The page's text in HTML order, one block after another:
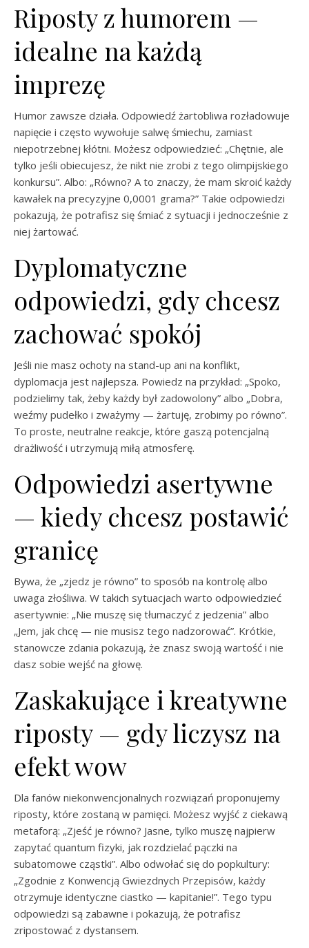
Riposty z humorem —
idealne na każdą
imprezę
Humor zawsze działa. Odpowiedź żartobliwa rozładowuje
napięcie i często wywołuje salwę śmiechu, zamiast
niepotrzebnej kłótni. Możesz odpowiedzieć: „Chętnie, ale
tylko jeśli obiecujesz, że nikt nie zrobi z tego olimpijskiego
konkursu”. Albo: „Równo? A to znaczy, że mam skroić każdy
kawałek na precyzyjne 0,0001 grama?” Takie odpowiedzi
pokazują, że potrafisz się śmiać z sytuacji i jednocześnie z
niej żartować.
Dyplomatyczne
odpowiedzi, gdy chcesz
zachować spokój
Jeśli nie masz ochoty na stand-up ani na konflikt,
dyplomacja jest najlepsza. Powiedz na przykład: „Spoko,
podzielimy tak, żeby każdy był zadowolony” albo „Dobra,
weźmy pudełko i zważymy — żartuję, zrobimy po równo”.
To proste, neutralne reakcje, które gaszą potencjalną
drażliwość i utrzymują miłą atmosferę.
Odpowiedzi asertywne
— kiedy chcesz postawić
granicę
Bywa, że „zjedz je równo” to sposób na kontrolę albo
uwaga złośliwa. W takich sytuacjach warto odpowiedzieć
asertywnie: „Nie muszę się tłumaczyć z jedzenia” albo
„Jem, jak chcę — nie musisz tego nadzorować”. Krótkie,
stanowcze zdania pokazują, że znasz swoją wartość i nie
dasz sobie wejść na głowę.
Zaskakujące i kreatywne
riposty — gdy liczysz na
efekt wow
Dla fanów niekonwencjonalnych rozwiązań proponujemy
riposty, które zostaną w pamięci. Możesz wyjść z ciekawą
metaforą: „Zjeść je równo? Jasne, tylko muszę najpierw
zapytać quantum fizyki, jak rozdzielać pączki na
subatomowe cząstki”. Albo odwołać się do popkultury:
„Zgodnie z Konwencją Gwiezdnych Przepisów, każdy
otrzymuje identyczne ciastko — kapitanie!”. Tego typu
odpowiedzi są zabawne i pokazują, że potrafisz
zripostować z dystansem.